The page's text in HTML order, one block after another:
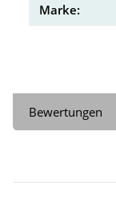
Marke:
Bewertungen